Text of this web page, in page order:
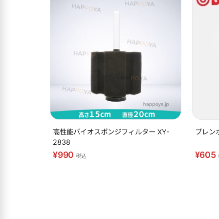
高性能バイオスポンジフィルター XY-
2838
¥990税込
ブレン
¥605